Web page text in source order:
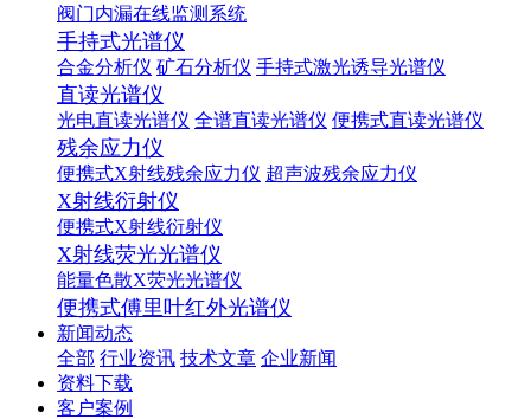
阀门内漏在线监测系统
手持式光谱仪
合金分析仪 矿石分析仪 手持式激光诱导光谱仪
直读光谱仪
光电直读光谱仪 全谱直读光谱仪 便携式直读光谱仪
残余应力仪
便携式X射线残余应力仪 超声波残余应力仪
X射线衍射仪
便携式X射线衍射仪
X射线荧光光谱仪
能量色散X荧光光谱仪
便携式傅里叶红外光谱仪
新闻动态
全部 行业资讯 技术文章 企业新闻
资料下载
客户案例